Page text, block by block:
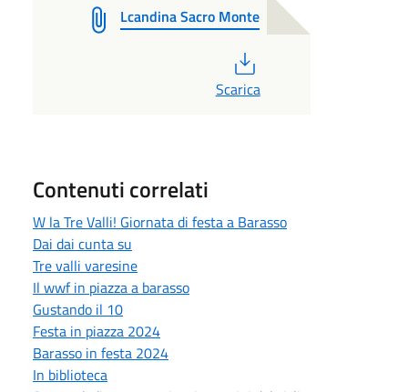
Lcandina Sacro Monte
Scarica
Contenuti correlati
W la Tre Valli! Giornata di festa a Barasso
Dai dai cunta su
Tre valli varesine
Il wwf in piazza a barasso
Gustando il 10
Festa in piazza 2024
Barasso in festa 2024
In biblioteca